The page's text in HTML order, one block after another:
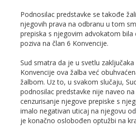
Podnosilac predstavke se takođe
njegovih prava na odbranu u tom
prepiska s njegovim advokatom bila
poziva na član 6 Konvencije.
Sud smatra da je u svetlu
Konvencije ova žalba već
žalbom. Uz to, u svakom slučaju,
podnosilac predstavke nije naveo
cenzurisanje njegove prepiske s
imalo negativan uticaj na njegovu
je konačno oslobođen optužbi na